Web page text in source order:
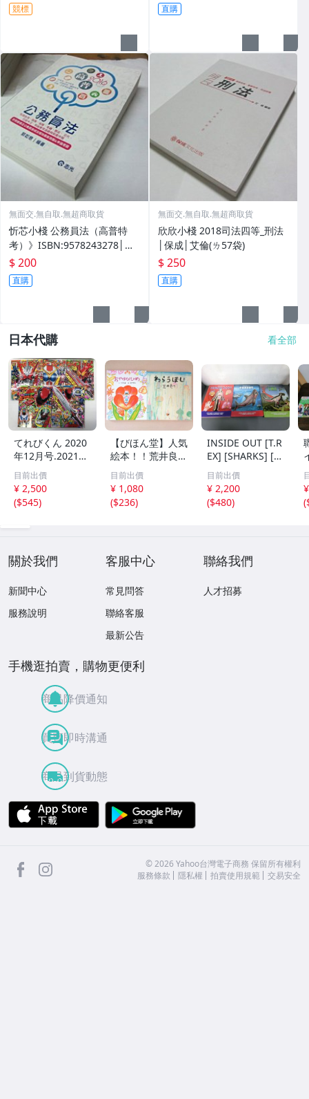
競標 直購
無面交.無自取.無超商取貨
忻芯小棧 公務員法（高普特
考）》ISBN:9578243278│志
光 │郭如意(甲2綑)
$ 200
直購
無面交.無自取.無超商取貨
欣欣小棧 2018司法四等_刑法
│保成│艾倫(ㄌ57袋)
$ 250
直購
日本代購 看全部
てれびくん 2020
年12月号.2021年
1月号.2月号.2023
年4月号.5月号 5
冊まとめ 26080
6
目前出價
¥ 2,500
($545)
【びほん堂】人気
絵本！！荒井良二
の絵本まとめて2
冊セット★おやゆ
びひめ★わらうほ
し★
目前出價
¥ 1,080
($236)
INSIDE OUT [T.R
EX] [SHARKS] [H
UMAN BODY] 三
冊セット 英語絵
本 105
目前出價
¥ 2,200
($480)
(
關於我們
新聞中心
服務說明
客服中心
常見問答
聯絡客服
最新公告
聯絡我們
人才招募
手機逛拍賣，購物更便利
商品降價通知
買賣即時溝通
商品到貨動態
APP Store
facebook ©2026 Yahoo台灣電子商務 保留所有權利
服務條款
隱私權 拍賣使用規範 交易安全